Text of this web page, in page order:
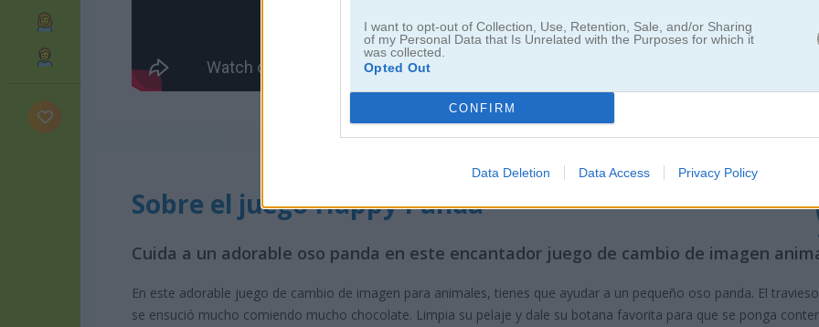
I want to opt-out of Collection, Use, Retention, Sale, and/or Sharing
of my Personal Data that Is Unrelated with the Purposes for which it
was collected.
Opted Out
CONFIRM
Data Deletion Data Access Privacy Policy
Sobre el juego Happy Panda
Cuida a un adorable oso panda en este encantador juego de cambio de imagen
En este adorable juego de cambio de imagen para animales, tienes que ayudar a un pequeño oso panda. El
se ensució mucho comiendo mucho chocolate. Limpia su pelaje y dale su botana favorita para que se ponga